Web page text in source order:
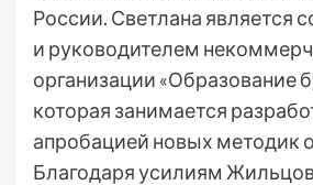
России. Светлана является
и руководителем
организации «Образование
которая занимается
апробацией новых методик
Благодаря усилиям